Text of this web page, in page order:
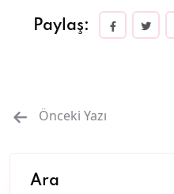
Paylaş:
Önceki Yazı
Ara